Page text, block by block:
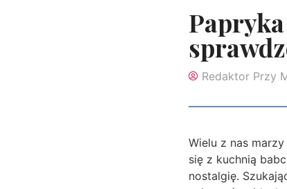
Redaktor Przy
Wielu z nas
się z kuchnią
nostalgię.